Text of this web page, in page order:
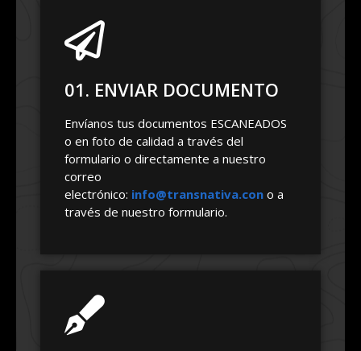
01. ENVIAR DOCUMENTO
Envíanos tus documentos ESCANEADOS
o en foto de calidad a través del
formulario o directamente a nuestro
correo
electrónico: info@transnativa.con o a
través de nuestro formulario.